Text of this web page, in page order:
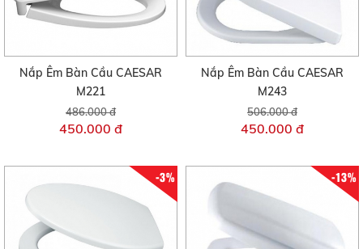
Nắp Êm Bàn Cầu CAESAR
M221
486.000 đ
450.000 đ
Nắp Êm Bàn Cầu CAESAR
M243
506.000 đ
450.000 đ
-3% -13%